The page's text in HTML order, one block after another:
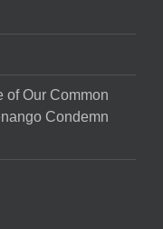
of Our Common
Condemn